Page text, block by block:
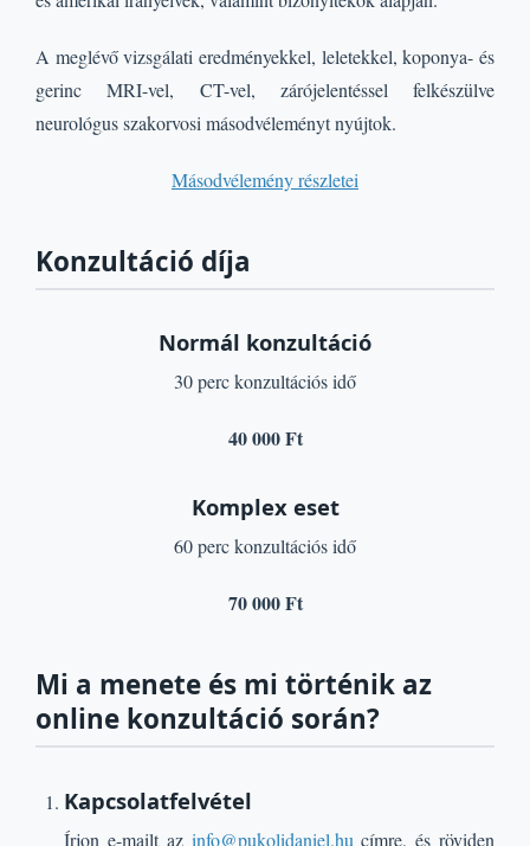
A meglévő vizsgálati eredményekkel, leletekkel, koponya- és
gerinc MRI-vel, CT-vel, zárójelentéssel felkészülve
neurológus szakorvosi másodvéleményt nyújtok.
Másodvélemény részletei
Konzultáció díja
Normál konzultáció
30 perc konzultációs idő
40 000 Ft
Komplex eset
60 perc konzultációs idő
70 000 Ft
Mi a menete és mi történik az
online konzultáció során?
Kapcsolatfelvétel
Írjon e-mailt az info@pukolidaniel.hu címre, és röviden